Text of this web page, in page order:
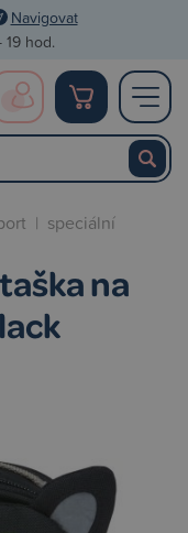
Navigovat
19 hod.
| speciální
na